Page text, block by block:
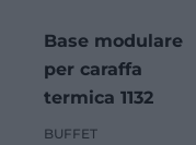
Base modulare
per caraffa
termica 1132
BUFFET